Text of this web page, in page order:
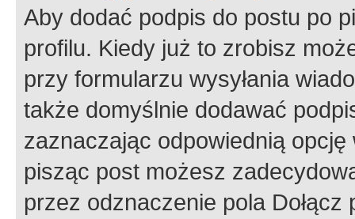
Aby dodać podpis do postu po
profilu. Kiedy już to zrobisz
przy formularzu wysyłania
także domyślnie dodawać
zaznaczając odpowiednią
pisząc post możesz
przez odznaczenie pola